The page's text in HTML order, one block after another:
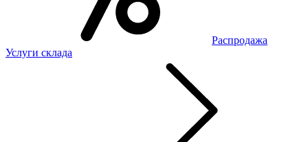
Распродажа
Услуги склада